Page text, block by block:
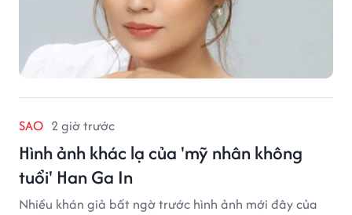
SAO 2 giờ trước
Hình ảnh khác lạ của 'mỹ nhân không
tuổi' Han Ga In
Nhiều khán giả bất ngờ trước hình ảnh mới đây của